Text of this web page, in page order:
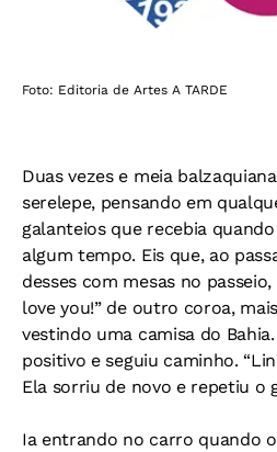
Foto: Editoria de Artes A TARDE
Duas vezes e meia
serelepe, pensando em
galanteios que recebia
algum tempo. Eis que, ao
desses com mesas no
love you!” de outro coroa,
vestindo uma camisa do
positivo e seguiu caminho.
Ela sorriu de novo e repetiu o
Ia entrando no carro quando